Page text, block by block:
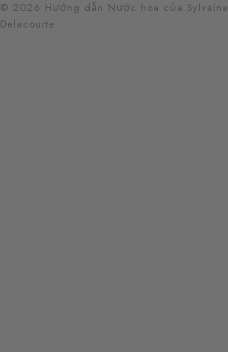
© 2026 Hướng dẫn Nước hoa của Sylvaine
Delacourte